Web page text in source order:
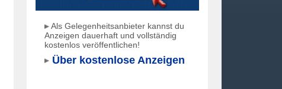
Als Gelegenheitsanbieter kannst du
Anzeigen dauerhaft und vollständig
kostenlos veröffentlichen!
Über kostenlose Anzeigen